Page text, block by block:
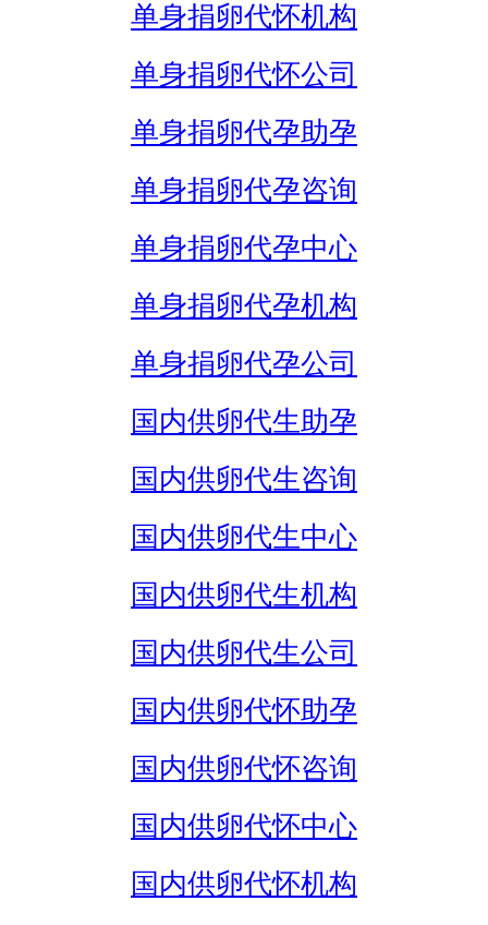
单身捐卵代怀机构
单身捐卵代怀公司
单身捐卵代孕助孕
单身捐卵代孕咨询
单身捐卵代孕中心
单身捐卵代孕机构
单身捐卵代孕公司
国内供卵代生助孕
国内供卵代生咨询
国内供卵代生中心
国内供卵代生机构
国内供卵代生公司
国内供卵代怀助孕
国内供卵代怀咨询
国内供卵代怀中心
国内供卵代怀机构